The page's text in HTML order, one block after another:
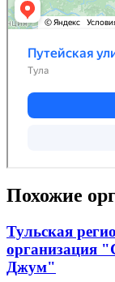
Похожие
Тульская
организация
Джум"